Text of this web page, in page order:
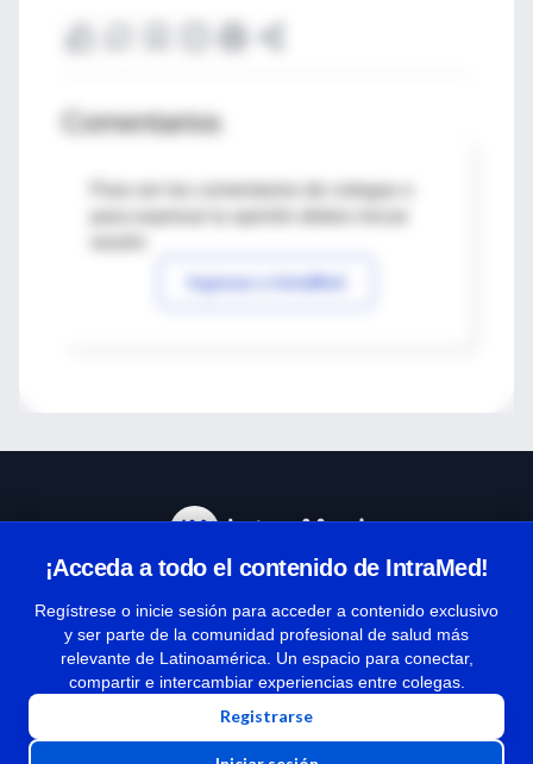
Comentarios
Para ver los comentarios de colegas o
Ingresar a IntraMed
¡Acceda a todo el contenido de IntraMed!
Regístrese o inicie sesión para acceder a contenido exclusivo
y ser parte de la comunidad profesional de salud más
relevante de Latinoamérica. Un espacio para conectar,
compartir e intercambiar experiencias entre colegas.
Registrarse
Términos y condiciones
| Políticas de privacidad
| Todos los derechos reservados | Copyright 1997-2026